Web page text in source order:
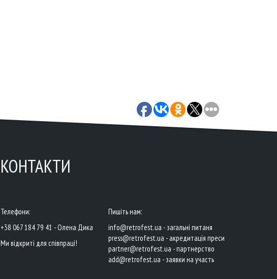
КОНТАКТИ
Телефони:
+38 067 184 79 41 - Олена Дика
Ми відкриті для співпраці!
Пишіть нам:
info@retrofest.ua - загальні питаня
press@retrofest.ua - акредитація преси
partner@retrofest.ua - партнерство
add@retrofest.ua - заявки на участь